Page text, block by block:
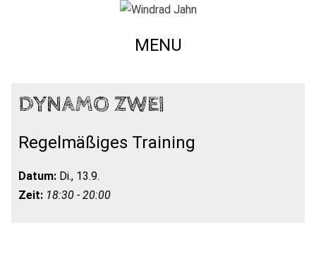
MENU
DYNAMO ZWEI
Regelmäßiges Training
Datum: Di., 13.9.
Zeit: 18:30 - 20:00